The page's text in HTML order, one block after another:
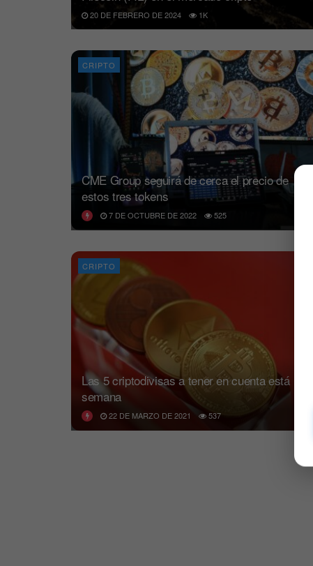
20 DE FEBRERO DE 2024 1K
CRIPTO
CME Group seguirá de cerca el precio de
estos tres tokens
7 DE OCTUBRE DE 2022 525
CRIPTO
Las 5 criptodivisas a tener en cuenta está
semana
22 DE MARZO DE 2021 537